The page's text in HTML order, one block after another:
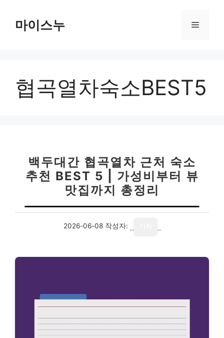
마이스누 메
협곡열차숙소BEST5
백두대간 협곡열차 근처 숙소
추천 BEST 5 | 가성비부터 뷰
맛집까지 총정리
2026-06-08 작성자: